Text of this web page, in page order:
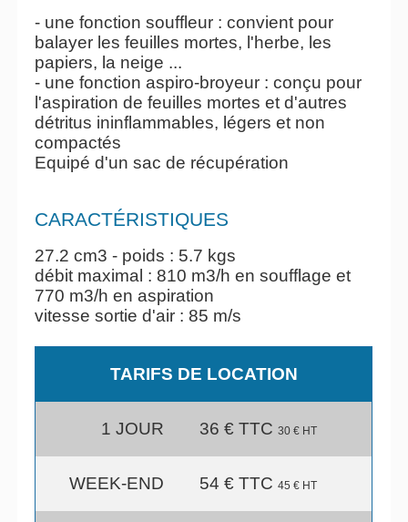
- une fonction souffleur : convient pour
balayer les feuilles mortes, l'herbe, les
papiers, la neige ...
- une fonction aspiro-broyeur : conçu pour
l'aspiration de feuilles mortes et d'autres
détritus ininflammables, légers et non
compactés
Equipé d'un sac de récupération
CARACTÉRISTIQUES
27.2 cm3 - poids : 5.7 kgs
débit maximal : 810 m3/h en soufflage et
770 m3/h en aspiration
vitesse sortie d'air : 85 m/s
TARIFS DE LOCATION
1 JOUR 36 € TTC 30 € HT
WEEK-END 54 € TTC 45 € HT